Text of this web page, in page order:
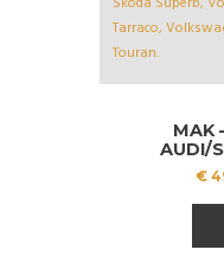
MAK
AUDI/
€